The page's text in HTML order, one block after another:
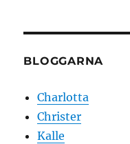
BLOGGARNA
Charlotta
Christer
Kalle